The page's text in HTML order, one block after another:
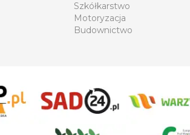
Szkółkarstwo
Motoryzacja
Budownictwo